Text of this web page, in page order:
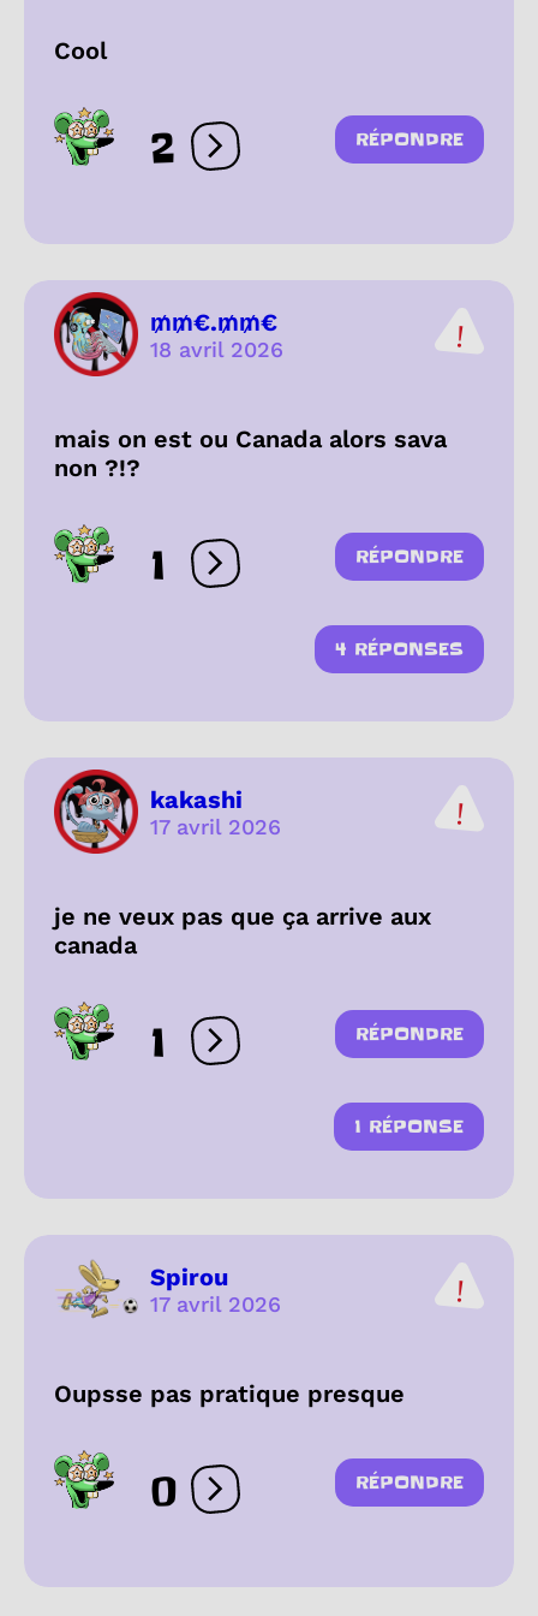
Cool
2 Ouvrir les réactions
RÉPONDRE
₥₥€.₥₥€
18 avril 2026
mais on est ou Canada alors sava
non ?!?
1 Ouvrir les réactions
RÉPONDRE
4 RÉPONSES
kakashi
17 avril 2026
je ne veux pas que ça arrive aux
canada
1 Ouvrir les réactions
RÉPONDRE
1 RÉPONSE
Spirou
17 avril 2026
Oupsse pas pratique presque
0 Ouvrir les réactions
RÉPONDRE